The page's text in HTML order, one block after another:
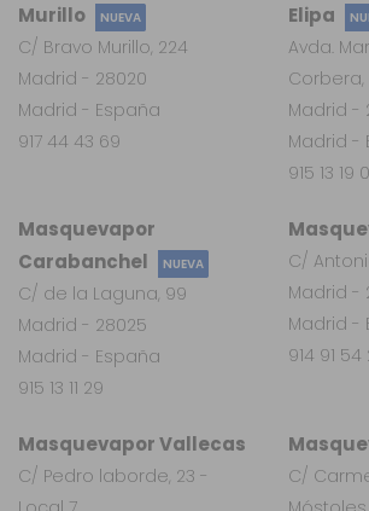
Masquevapor
Carabanchel
NUEVA
C/ de la Laguna, 99
Madrid - 28025
Madrid - España
915 13 11 29
Masquevapor Vallecas
C/ Pedro laborde, 23 -
C/
C/
Madrid -
Madrid -
914 91 54
Elipa
Avda.
Corbera,
Madrid -
Madrid -
915 13 19
Murillo
NUEVA
C/ Bravo Murillo, 224
Madrid - 28020
Madrid - España
917 44 43 69